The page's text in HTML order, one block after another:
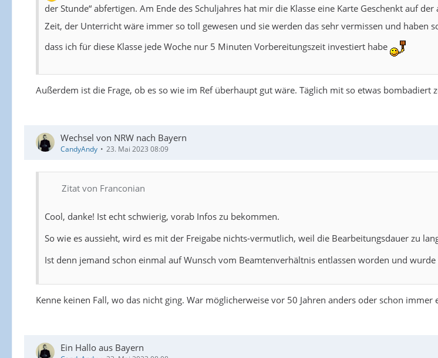
der Stunde“ abfertigen. Am Ende des Schuljahres hat mir die Klasse eine Karte Geschenkt auf
Zeit, der Unterricht wäre immer so toll gewesen und sie werden das sehr vermissen und haben
dass ich für diese Klasse jede Woche nur 5 Minuten Vorbereitungszeit investiert habe
Außerdem ist die Frage, ob es so wie im Ref überhaupt gut wäre. Täglich mit so etwas
Wechsel von NRW nach Bayern
CandyAndy 23. Mai 2023 08:09
Zitat von Franconian
Cool, danke! Ist echt schwierig, vorab Infos zu bekommen.
So wie es aussieht, wird es mit der Freigabe nichts-vermutlich, weil die Bearbeitungsdauer zu
Ist denn jemand schon einmal auf Wunsch vom Beamtenverhältnis entlassen worden und
Kenne keinen Fall, wo das nicht ging. War möglicherweise vor 50 Jahren anders oder schon
Ein Hallo aus Bayern